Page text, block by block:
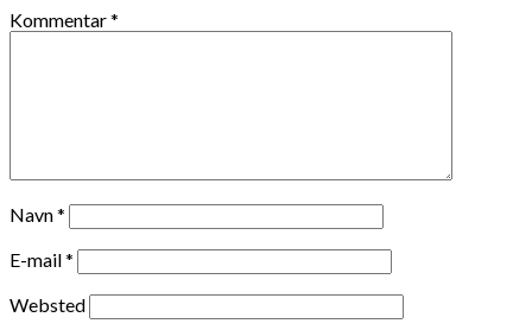
Kommentar*
Navn*
E-mail*
Websted